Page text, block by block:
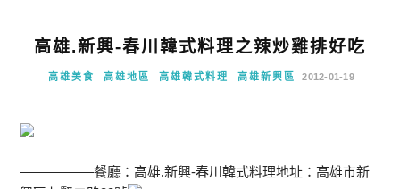
高雄.新興-春川韓式料理之辣炒雞排好吃
高雄美食 高雄地區 高雄韓式料理 高雄新興區 2012-01-19
—————–餐廳：高雄.新興-春川韓式料理地址：高雄市新